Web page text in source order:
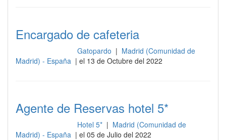
Encargado de cafeteria
Gatopardo | Madrid (Comunidad de
Madrid) - España | el 13 de Octubre del 2022
Agente de Reservas hotel 5*
Hotel 5* | Madrid (Comunidad de
Madrid) - España | el 05 de Julio del 2022